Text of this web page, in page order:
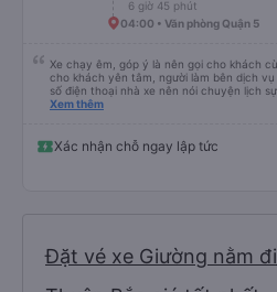
6 giờ 45 phút
04:00 • Văn phòng Quận 5
Xe chạy êm, góp ý là nên gọi cho khách
cho khách yên tâm, người làm bên dịch
số điện thoại nhà xe nên nói chuyện lịch
khách hàng
Xem thêm
Xác nhận chỗ ngay lập tức
Đặt vé xe Giường nằm